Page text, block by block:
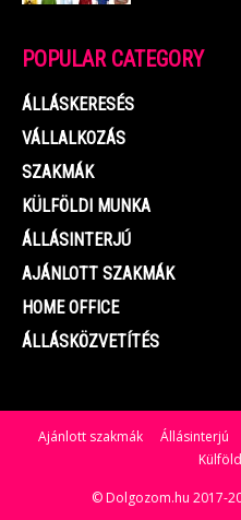
POPULAR CATEGORY
ÁLLÁSKERESÉS
VÁLLALKOZÁS
SZAKMÁK
KÜLFÖLDI MUNKA
ÁLLÁSINTERJÚ
AJÁNLOTT SZAKMÁK
HOME OFFICE
ÁLLÁSKÖZVETÍTÉS
Ajánlott szakmák Állásinterjú
© Dolgozom.hu 2017-